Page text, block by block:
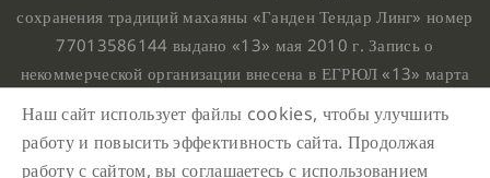
сохранения традиций махаяны «Ганден Тендар Линг» номер
77013586144 выдано «13» мая 2010 г. Запись о
некоммерческой организации внесена в ЕГРЮЛ «13» марта
номером 1107799015708.
Ганден Тендар Линг © 2020 Все права защищены
Наш сайт использует файлы cookies, чтобы улучшить
работу и повысить эффективность сайта. Продолжая
работу с сайтом, вы соглашаетесь с использованием